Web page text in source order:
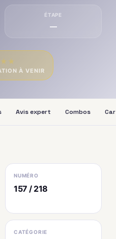
ÉTAPE
—
★ ★
À VENIR
Avis expert Combos
NUMÉRO
157 / 218
CATÉGORIE